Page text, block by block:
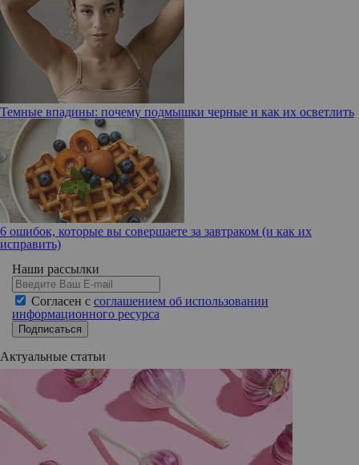
Темные впадины: почему подмышки черные и как их осветлить
6 ошибок, которые вы совершаете за завтраком (и как их
исправить)
Наши рассылки
Согласен с соглашением об использовании
информационного ресурса
Подписаться
Актуальные статьи